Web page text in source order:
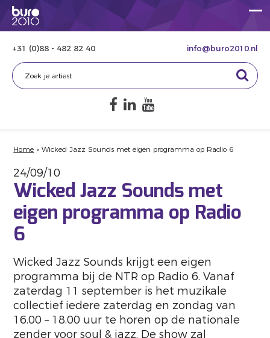
+31 (0)88 - 482 82 40 info@buro2010.nl
Home »Wicked Jazz Sounds met eigen programma op Radio 6
24/09/10
Wicked Jazz Sounds met
eigen programma op Radio
6
Wicked Jazz Sounds krijgt een eigen
programma bij de NTR op Radio 6. Vanaf
zaterdag 11 september is het muzikale
collectief iedere zaterdag en zondag van
16.00 – 18.00 uur te horen op de nationale
zender voor soul & jazz. De show zal